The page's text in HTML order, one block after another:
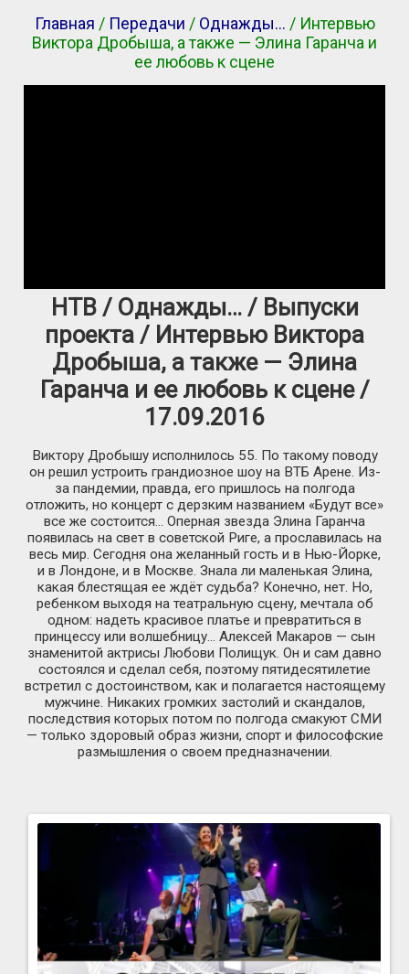
Главная / Передачи / Однажды… / Интервью
Виктора Дробыша, а также — Элина Гаранча и
ее любовь к сцене
НТВ / Однажды… / Выпуски
проекта / Интервью Виктора
Дробыша, а также — Элина
Гаранча и ее любовь к сцене /
17.09.2016
Виктору Дробышу исполнилось 55. По такому поводу
он решил устроить грандиозное шоу на ВТБ Арене. Из-
за пандемии, правда, его пришлось на полгода
отложить, но концерт с дерзким названием «Будут все»
все же состоится… Оперная звезда Элина Гаранча
появилась на свет в советской Риге, а прославилась на
весь мир. Сегодня она желанный гость и в Нью-Йорке,
и в Лондоне, и в Москве. Знала ли маленькая Элина,
какая блестящая ее ждёт судьба? Конечно, нет. Но,
ребенком выходя на театральную сцену, мечтала об
одном: надеть красивое платье и превратиться в
принцессу или волшебницу… Алексей Макаров — сын
знаменитой актрисы Любови Полищук. Он и сам давно
состоялся и сделал себя, поэтому пятидесятилетие
встретил с достоинством, как и полагается настоящему
мужчине. Никаких громких застолий и скандалов,
последствия которых потом по полгода смакуют СМИ
— только здоровый образ жизни, спорт и философские
размышления о своем предназначении.